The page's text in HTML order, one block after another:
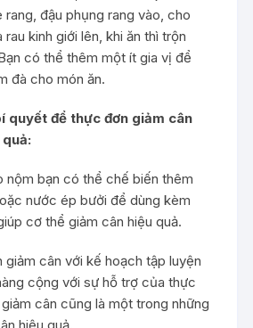
rang, đậu phụng rang vào, cho
kinh giới lên, khi ăn thì trộn
có thể thêm một ít gia vị để
đà cho món ăn.
quyết để thực đơn giảm cân
nộm bạn có thể chế biến thêm
nước ép bưởi để dùng kèm
cơ thể giảm cân hiệu quả.
cân với kế hoạch tập luyện
cộng với sự hỗ trợ của thực
cân cũng là một trong những
hiệu quả.